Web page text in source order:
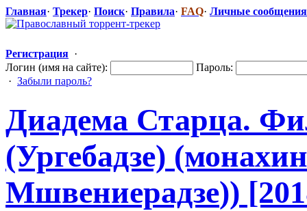
Главная· Трекер· Поиск· Правила· FAQ· Личные сообщения
Регистрация ·
Логин (имя на сайте):
Пароль:
· Забыли пароль?
Диадема Старца.
(Ургебадзе)
Мшвениерадзе​))